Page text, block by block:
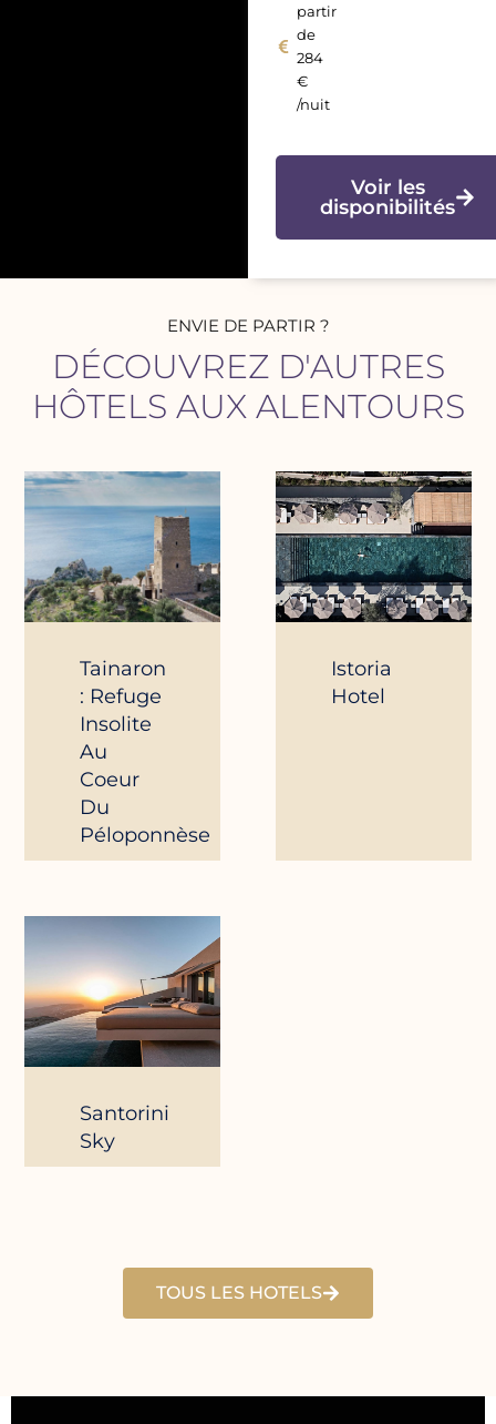
partir
de
284
€
/nuit
Voir les
disponibilités
ENVIE DE PARTIR ?
DÉCOUVREZ D'AUTRES
HÔTELS AUX ALENTOURS
Tainaron
: Refuge
Insolite
Au
Coeur
Du
Péloponnèse
Istoria
Hotel
Santorini
Sky
TOUS LES HOTELS